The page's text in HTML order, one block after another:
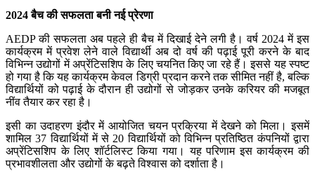
2024 बैच की सफलता बनी नई प्रेरणा
AEDP की सफलता अब पहले ही बैच में दिखाई देने लगी है। वर्ष 2024 में इस
कार्यक्रम में प्रवेश लेने वाले विद्यार्थी अब दो वर्ष की पढ़ाई पूरी करने के बाद
विभिन्न उद्योगों में अप्रेंटिसशिप के लिए चयनित किए जा रहे हैं। इससे यह स्पष्ट
हो गया है कि यह कार्यक्रम केवल डिग्री प्रदान करने तक सीमित नहीं है, बल्कि
विद्यार्थियों को पढ़ाई के दौरान ही उद्योगों से जोड़कर उनके करियर की मजबूत
नींव तैयार कर रहा है।
इसी का उदाहरण इंदौर में आयोजित चयन प्रक्रिया में देखने को मिला। इसमें
शामिल 37 विद्यार्थियों में से 20 विद्यार्थियों को विभिन्न प्रतिष्ठित कंपनियों द्वारा
अप्रेंटिसशिप के लिए शॉर्टलिस्ट किया गया। यह परिणाम इस कार्यक्रम की
प्रभावशीलता और उद्योगों के बढ़ते विश्वास को दर्शाता है।